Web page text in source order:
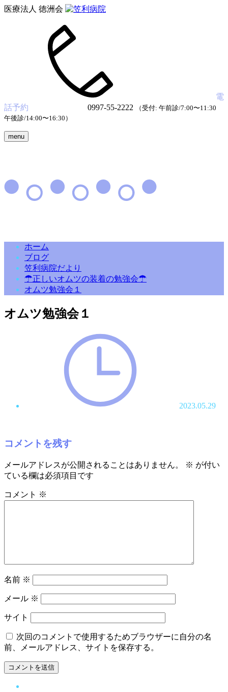
医療法人 徳洲会
電
話予約
0997-55-2222
（受付: 午前診/7:00〜11:30
午後診/14:00〜16:30）
menu
ホーム
ブログ
笠利病院だより
☂正しいオムツの装着の勉強会☂
オムツ勉強会１
オムツ勉強会１
2023.05.29
コメントを残す
メールアドレスが公開されることはありません。 ※ が付い
ている欄は必須項目です
コメント ※
名前 ※
メール ※
サイト
次回のコメントで使用するためブラウザーに自分の名
前、メールアドレス、サイトを保存する。